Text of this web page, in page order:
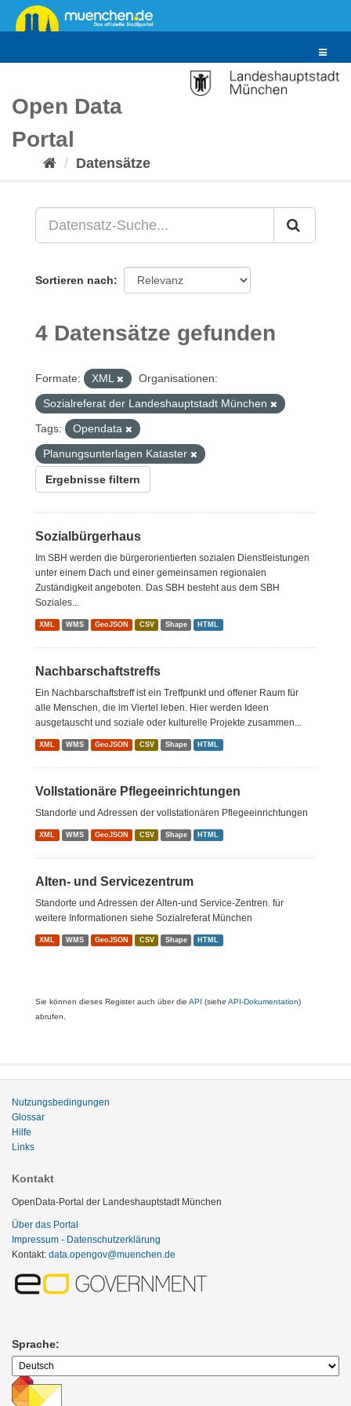
Überspringen
zum
Toggle
Open Data
Portal
Datensätze
Sortieren nach
4 Datensätze gefunden
Formate: XML
Organisationen:
Sozialreferat der Landeshauptstadt München
Tags:
Opendata
Planungsunterlagen Kataster
Ergebnisse filtern
Sozialbürgerhaus
Im SBH werden die bürgerorientierten sozialen Dienstleistungen
unter einem Dach und einer gemeinsamen regionalen
Zuständigkeit angeboten. Das SBH besteht aus dem SBH
Soziales...
XML WMS GeoJSON CSV Shape HTML
Nachbarschaftstreffs
Ein Nachbarschaftstreff ist ein Treffpunkt und offener Raum für
alle Menschen, die im Viertel leben. Hier werden Ideen
ausgetauscht und soziale oder kulturelle Projekte zusammen...
XML WMS GeoJSON CSV Shape HTML
Vollstationäre Pflegeeinrichtungen
Standorte und Adressen der vollstationären Pflegeeinrichtungen
XML WMS GeoJSON CSV Shape HTML
Alten- und Servicezentrum
Standorte und Adressen der Alten-und Service-Zentren. für
weitere Informationen siehe Sozialreferat München
XML WMS GeoJSON CSV Shape HTML
Sie können dieses Register auch über die API (siehe API-Dokumentation)
abrufen.
Nutzungsbedingungen
Glossar
Hilfe
Links
Kontakt
OpenData-Portal der Landeshauptstadt München
Über das Portal
Impressum - Datenschutzerklärung
Kontakt: data.opengov@muenchen.de
Sprache